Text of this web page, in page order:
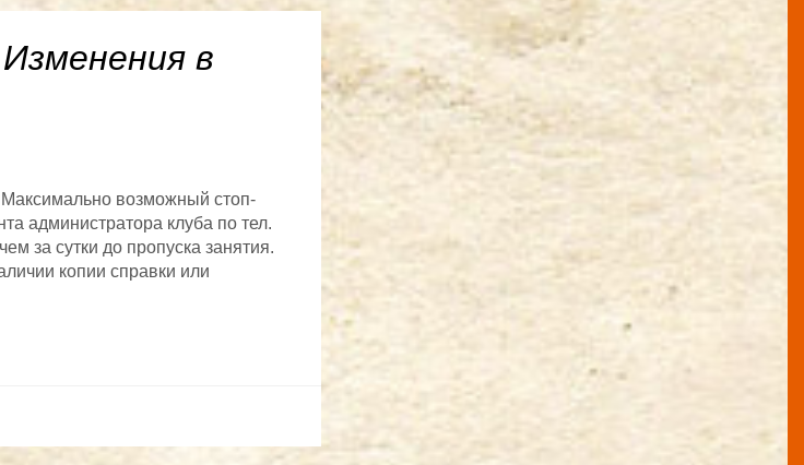
в
возможный стоп-
администратора клуба по тел.
за сутки до пропуска занятия.
копии справки или